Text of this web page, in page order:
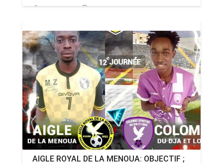
20/03/23 Par MenouActu 0
AIGLE ROYAL DE LA MENOUA: OBJECTIF ;